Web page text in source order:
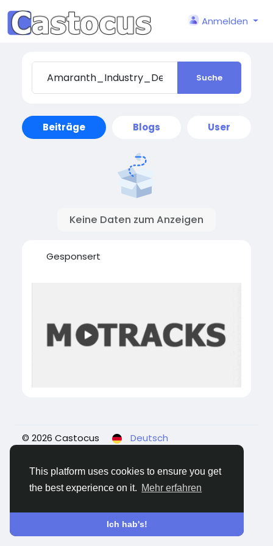
This platform uses cookies to ensure you get
the best experience on it. Mehr erfahren
Ich hab's!
Anmelden
Suche
Beiträge Blogs User
Keine Daten zum Anzeigen
Gesponsert
© 2026 Castocus
Deutsch
Kontaktiere uns